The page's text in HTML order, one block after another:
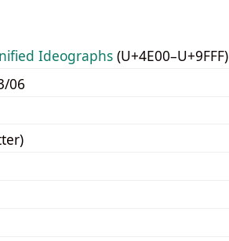
Ideographs (U+4E00–U+9FFF)
06